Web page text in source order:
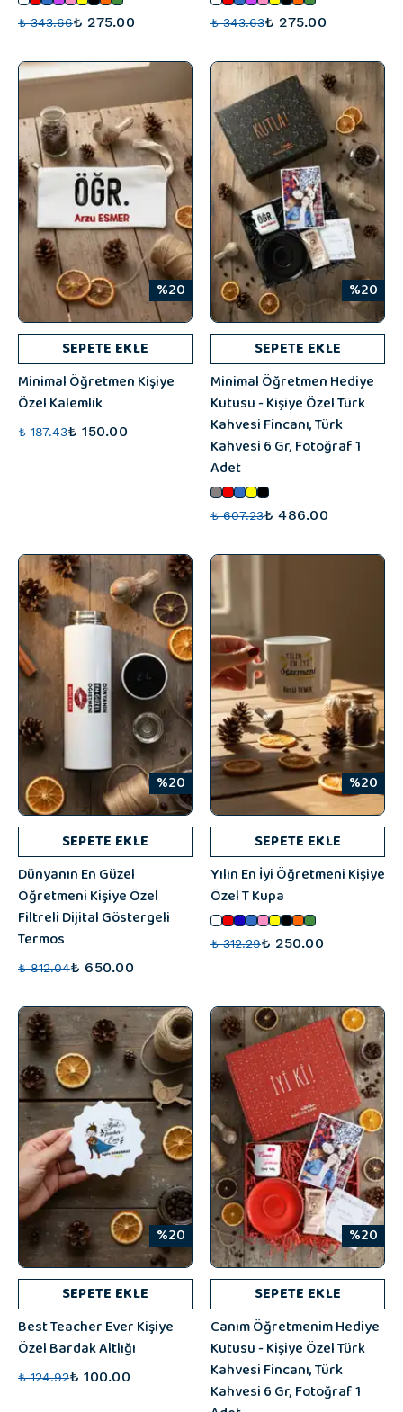
₺ 343.66₺ 275.00 ₺ 343.63₺ 275.00
%20
SEPETE EKLE
Minimal Öğretmen Kişiye
Özel Kalemlik
₺ 187.43₺ 150.00
%20
SEPETE EKLE
Minimal Öğretmen Hediye
Kutusu - Kişiye Özel Türk
Kahvesi Fincanı, Türk
Kahvesi 6 Gr, Fotoğraf 1
Adet
₺ 607.23₺ 486.00
%20
SEPETE EKLE
Dünyanın En Güzel
Öğretmeni Kişiye Özel
Filtreli Dijital Göstergeli
Termos
₺ 812.04₺ 650.00
%20
SEPETE EKLE
Yılın En İyi Öğretmeni Kişiye
Özel T Kupa
₺ 312.29₺ 250.00
%20
SEPETE EKLE
Best Teacher Ever Kişiye
Özel Bardak Altlığı
₺ 124.92₺ 100.00
%20
SEPETE EKLE
Canım Öğretmenim Hediye
Kutusu - Kişiye Özel Türk
Kahvesi Fincanı, Türk
Kahvesi 6 Gr, Fotoğraf 1